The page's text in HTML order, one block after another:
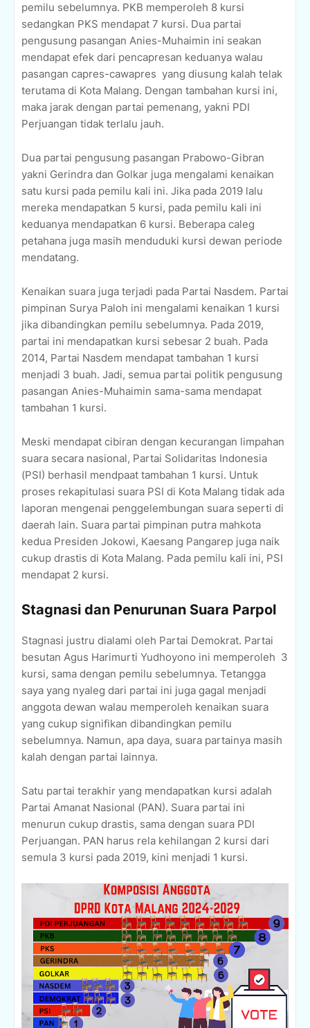
pemilu sebelumnya. PKB memperoleh 8 kursi
sedangkan PKS mendapat 7 kursi. Dua partai
pengusung pasangan Anies-Muhaimin ini seakan
mendapat efek dari pencapresan keduanya walau
pasangan capres-cawapres yang diusung kalah telak
terutama di Kota Malang. Dengan tambahan kursi ini,
maka jarak dengan partai pemenang, yakni PDI
Perjuangan tidak terlalu jauh.
Dua partai pengusung pasangan Prabowo-Gibran
yakni Gerindra dan Golkar juga mengalami kenaikan
satu kursi pada pemilu kali ini. Jika pada 2019 lalu
mereka mendapatkan 5 kursi, pada pemilu kali ini
keduanya mendapatkan 6 kursi. Beberapa caleg
petahana juga masih menduduki kursi dewan periode
mendatang.
Kenaikan suara juga terjadi pada Partai Nasdem. Partai
pimpinan Surya Paloh ini mengalami kenaikan 1 kursi
jika dibandingkan pemilu sebelumnya. Pada 2019,
partai ini mendapatkan kursi sebesar 2 buah. Pada
2014, Partai Nasdem mendapat tambahan 1 kursi
menjadi 3 buah. Jadi, semua partai politik pengusung
pasangan Anies-Muhaimin sama-sama mendapat
tambahan 1 kursi.
Meski mendapat cibiran dengan kecurangan limpahan
suara secara nasional, Partai Solidaritas Indonesia
(PSI) berhasil mendpaat tambahan 1 kursi. Untuk
proses rekapitulasi suara PSI di Kota Malang tidak ada
laporan mengenai penggelembungan suara seperti di
daerah lain. Suara partai pimpinan putra mahkota
kedua Presiden Jokowi, Kaesang Pangarep juga naik
cukup drastis di Kota Malang. Pada pemilu kali ini, PSI
mendapat 2 kursi.
Stagnasi dan Penurunan Suara Parpol
Stagnasi justru dialami oleh Partai Demokrat. Partai
besutan Agus Harimurti Yudhoyono ini memperoleh 3
kursi, sama dengan pemilu sebelumnya. Tetangga
saya yang nyaleg dari partai ini juga gagal menjadi
anggota dewan walau memperoleh kenaikan suara
yang cukup signifikan dibandingkan pemilu
sebelumnya. Namun, apa daya, suara partainya masih
kalah dengan partai lainnya.
Satu partai terakhir yang mendapatkan kursi adalah
Partai Amanat Nasional (PAN). Suara partai ini
menurun cukup drastis, sama dengan suara PDI
Perjuangan. PAN harus rela kehilangan 2 kursi dari
semula 3 kursi pada 2019, kini menjadi 1 kursi.